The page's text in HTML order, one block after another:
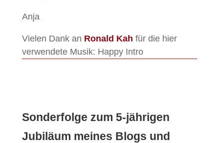
Anja
Vielen Dank an Ronald Kah für die hier
verwendete Musik: Happy Intro
Sonderfolge zum 5-jährigen
Jubiläum meines Blogs und